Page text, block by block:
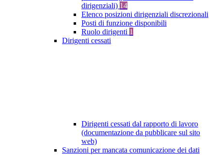
dirigenziali) 14
Elenco posizioni dirigenziali discrezionali
Posti di funzione disponibili
Ruolo dirigenti 1
Dirigenti cessati
Dirigenti cessati dal rapporto di lavoro
(documentazione da pubblicare sul sito
web)
Sanzioni per mancata comunicazione dei dati